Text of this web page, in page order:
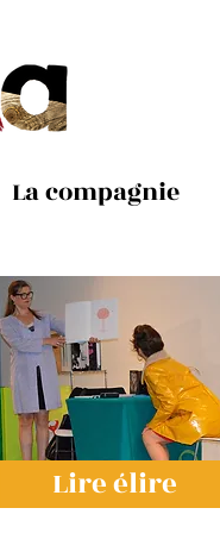
La compagnie
Lire élire